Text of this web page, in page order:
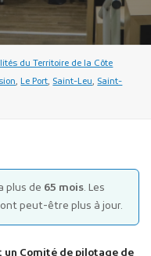
du Territoire de la Côte
,Le Port, Saint-Leu, Saint-
plus de 65 mois. Les
peut-être plus à jour.
un Comité de pilotage de